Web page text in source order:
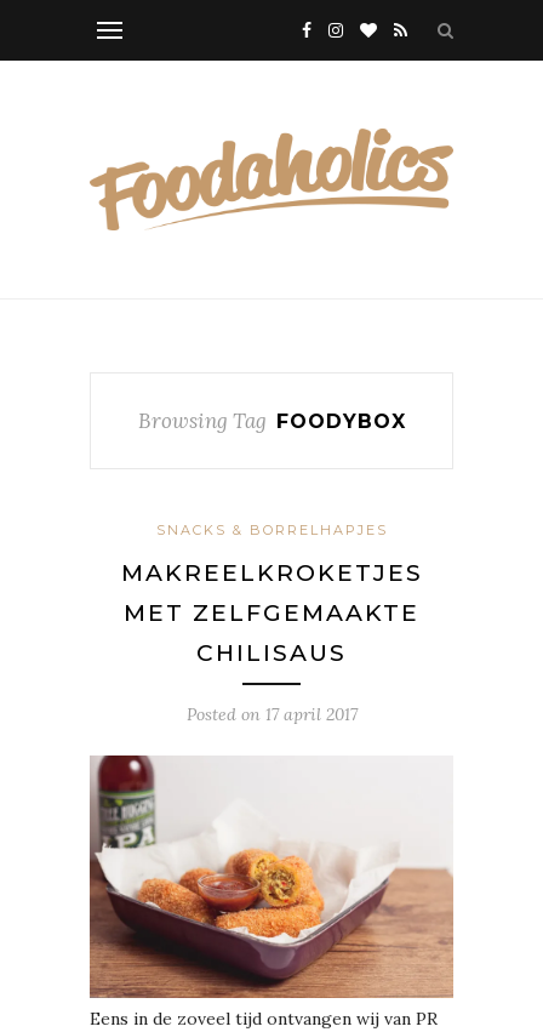
Browsing Tag FOODYBOX
SNACKS & BORRELHAPJES
MAKREELKROKETJES
MET ZELFGEMAAKTE
CHILISAUS
Posted on 17 april 2017
Eens in de zoveel tijd ontvangen wij van PR